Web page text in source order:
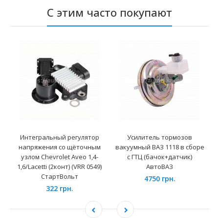
С этим часто покупают
Интегральный регулятор
напряжения со щёточным
узлом Chevrolet Aveo 1,4-
1,6/Lacetti (2конт) (VRR 0549)
СтартВольт
322 грн.
Усилитель тормозов
вакуумный ВАЗ 1118 в сборе
с ГТЦ (бачок+датчик)
АвтоВАЗ
4750 грн.